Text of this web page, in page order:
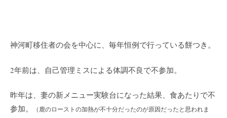
神河町移住者の会を中心に、毎年恒例で行っている餅つき。
2年前は、自己管理ミスによる体調不良で不参加。
昨年は、妻の新メニュー実験台になった結果、食あたりで不
参加。
（鹿のローストの加熱が不十分だったのが原因だったと思われま